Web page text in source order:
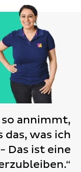
so annimmt,
das, was ich
Das ist eine